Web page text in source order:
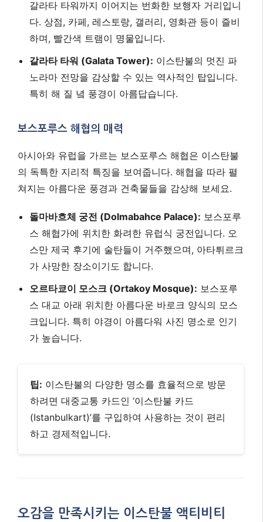
갈라타 타워까지 이어지는 번화한 보행자 거리입니
다. 상점, 카페, 레스토랑, 갤러리, 영화관 등이 즐비
하며, 빨간색 트램이 명물입니다.
갈라타 타워 (Galata Tower): 이스탄불의 멋진 파
노라마 전망을 감상할 수 있는 역사적인 탑입니다.
특히 해 질 녘 풍경이 아름답습니다.
보스포루스 해협의 매력
아시아와 유럽을 가르는 보스포루스 해협은 이스탄불
의 독특한 지리적 특징을 보여줍니다. 해협을 따라 펼
쳐지는 아름다운 풍경과 건축물들을 감상해 보세요.
돌마바흐체 궁전 (Dolmabahce Palace): 보스포루
스 해협가에 위치한 화려한 유럽식 궁전입니다. 오
스만 제국 후기에 술탄들이 거주했으며, 아타튀르크
가 사망한 장소이기도 합니다.
오르타쿄이 모스크 (Ortakoy Mosque): 보스포루
스 대교 아래 위치한 아름다운 바로크 양식의 모스
크입니다. 특히 야경이 아름다워 사진 명소로 인기
가 높습니다.
팁: 이스탄불의 다양한 명소를 효율적으로 방문
하려면 대중교통 카드인 ‘이스탄불 카드
(Istanbulkart)’를 구입하여 사용하는 것이 편리
하고 경제적입니다.
오감을 만족시키는 이스탄불 액티비티